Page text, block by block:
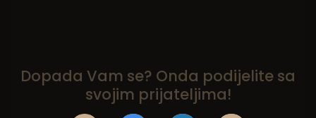
Dopada Vam se? Onda podijelite sa
svojim prijateljima!